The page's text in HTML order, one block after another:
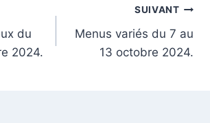
du
2024.
SUIVANT
Menus variés du 7 au
13 octobre 2024.